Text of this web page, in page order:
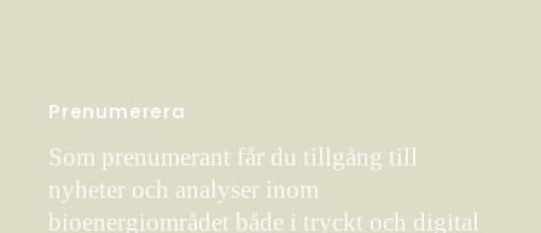
Prenumerera
Som prenumerant får du tillgång till
nyheter och analyser inom
bioenergiområdet både i tryckt och digital